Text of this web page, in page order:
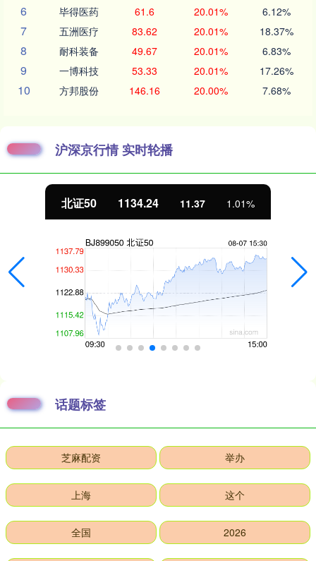
6 毕得医药 61.6 20.01% 6.12%
7 五洲医疗 83.62 20.01% 18.37%
8 耐科装备 49.67 20.01% 6.83%
9 一博科技 53.33 20.01% 17.26%
10 方邦股份 146.16 20.00% 7.68%
沪深京行情 实时轮播
北证50 1134.24 11.37 1.01%
话题标签
芝麻配资 举办
上海 这个
全国 2026